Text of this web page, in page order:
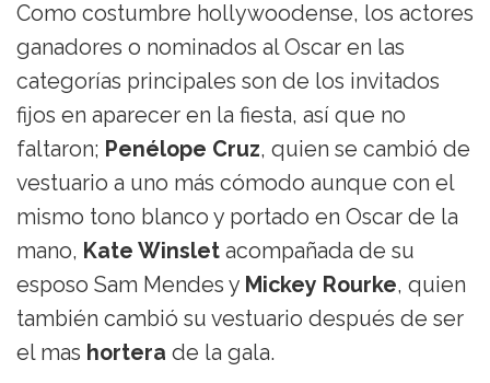
Como costumbre hollywoodense, los actores
ganadores o nominados al Oscar en las
categorías principales son de los invitados
fijos en aparecer en la fiesta, así que no
faltaron; Penélope Cruz, quien se cambió de
vestuario a uno más cómodo aunque con el
mismo tono blanco y portado en Oscar de la
mano, Kate Winslet acompañada de su
esposo Sam Mendes y Mickey Rourke, quien
también cambió su vestuario después de ser
el mas hortera de la gala.